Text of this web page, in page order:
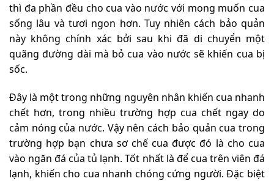
thì đa phần đều cho cua vào nước với mong muốn cua
sống lâu và tươi ngon hơn. Tuy nhiên cách bảo quản
này không chính xác bởi sau khi đã di chuyển một
quãng đường dài mà bỏ cua vào nước sẽ khiến cua bị
sốc.
Đây là một trong những nguyên nhân khiến cua nhanh
chết hơn, trong nhiều trường hợp cua chết ngay do
cảm nóng của nước. Vậy nên cách bảo quản cua trong
trường hợp bạn chưa sơ chế cua được đó là cho cua
vào ngăn đá của tủ lạnh. Tốt nhất là để cua trên viên đá
lạnh, khiến cho cua nhanh chóng cứng người. Đặc biệt